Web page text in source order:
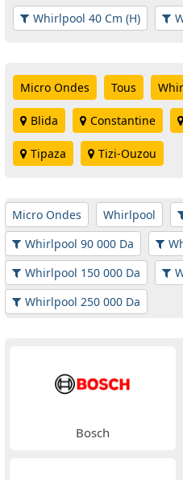
Whirlpool 40 Cm (H)
Micro Ondes Tous
Blida Constantine
Tipaza Tizi-Ouzou
Micro Ondes Whirlpool
Whirlpool 90 000 Da
Whirlpool 150 000 Da
Whirlpool 250 000 Da
Bosch